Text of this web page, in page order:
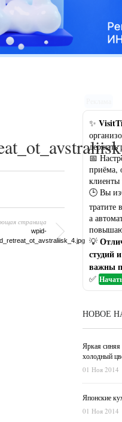
инструкция
опытных хозяек
по выбору оптимального
страница
wpid-
✨
держать
📅
приёма,
клиенты
🕒 Вы
тратите
а
💡
студий
важны
✅
НОВОЕ
Яркая
холодный
01 Ноя 2014
Японские
01 Ноя 2014